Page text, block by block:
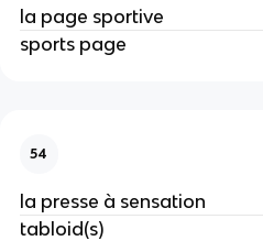
la page sportive
sports page
54
la presse à sensation
tabloid(s)